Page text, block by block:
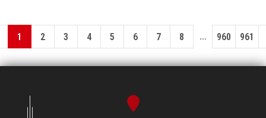
1 2 3 4 5 6 7 8 ... 960 961